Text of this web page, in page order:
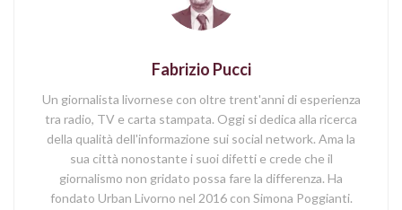
Fabrizio Pucci
Un giornalista livornese con oltre trent'anni di esperienza
tra radio, TV e carta stampata. Oggi si dedica alla ricerca
della qualità dell'informazione sui social network. Ama la
sua città nonostante i suoi difetti e crede che il
giornalismo non gridato possa fare la differenza. Ha
fondato Urban Livorno nel 2016 con Simona Poggianti.